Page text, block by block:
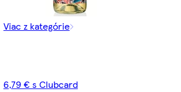
Viac z kategórie
6,79 € s Clubcard